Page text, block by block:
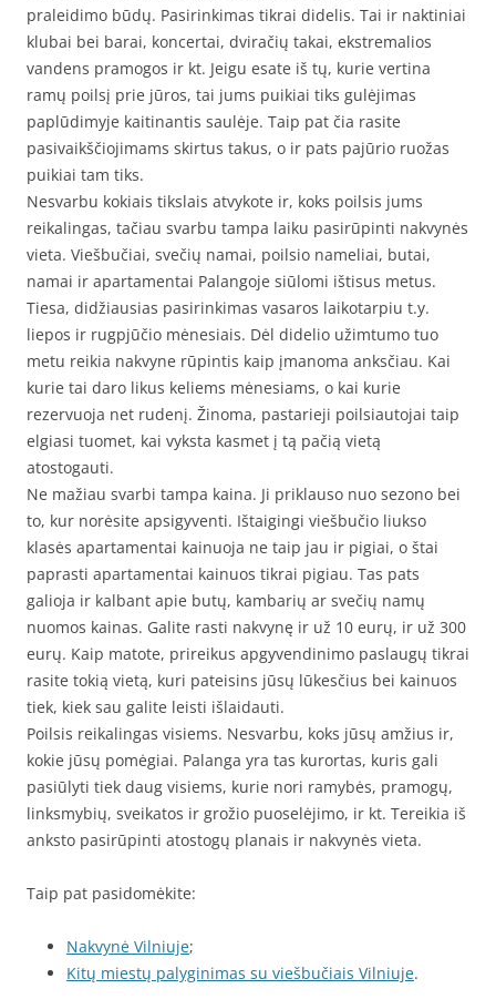
praleidimo būdų. Pasirinkimas tikrai didelis. Tai ir naktiniai
klubai bei barai, koncertai, dviračių takai, ekstremalios
vandens pramogos ir kt. Jeigu esate iš tų, kurie vertina
ramų poilsį prie jūros, tai jums puikiai tiks gulėjimas
paplūdimyje kaitinantis saulėje. Taip pat čia rasite
pasivaikščiojimams skirtus takus, o ir pats pajūrio ruožas
puikiai tam tiks.
Nesvarbu kokiais tikslais atvykote ir, koks poilsis jums
reikalingas, tačiau svarbu tampa laiku pasirūpinti nakvynės
vieta. Viešbučiai, svečių namai, poilsio nameliai, butai,
namai ir apartamentai Palangoje siūlomi ištisus metus.
Tiesa, didžiausias pasirinkimas vasaros laikotarpiu t.y.
liepos ir rugpjūčio mėnesiais. Dėl didelio užimtumo tuo
metu reikia nakvyne rūpintis kaip įmanoma anksčiau. Kai
kurie tai daro likus keliems mėnesiams, o kai kurie
rezervuoja net rudenį. Žinoma, pastarieji poilsiautojai taip
elgiasi tuomet, kai vyksta kasmet į tą pačią vietą
atostogauti.
Ne mažiau svarbi tampa kaina. Ji priklauso nuo sezono bei
to, kur norėsite apsigyventi. Ištaigingi viešbučio liukso
klasės apartamentai kainuoja ne taip jau ir pigiai, o štai
paprasti apartamentai kainuos tikrai pigiau. Tas pats
galioja ir kalbant apie butų, kambarių ar svečių namų
nuomos kainas. Galite rasti nakvynę ir už 10 eurų, ir už 300
eurų. Kaip matote, prireikus apgyvendinimo paslaugų tikrai
rasite tokią vietą, kuri pateisins jūsų lūkesčius bei kainuos
tiek, kiek sau galite leisti išlaidauti.
Poilsis reikalingas visiems. Nesvarbu, koks jūsų amžius ir,
kokie jūsų pomėgiai. Palanga yra tas kurortas, kuris gali
pasiūlyti tiek daug visiems, kurie nori ramybės, pramogų,
linksmybių, sveikatos ir grožio puoselėjimo, ir kt. Tereikia iš
anksto pasirūpinti atostogų planais ir nakvynės vieta.
Taip pat pasidomėkite:
Nakvynė Vilniuje;
Kitų miestų palyginimas su viešbučiais Vilniuje.